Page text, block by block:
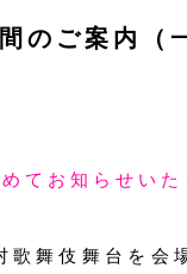
のご案内（
てお知らせいた
舞伎舞台を会